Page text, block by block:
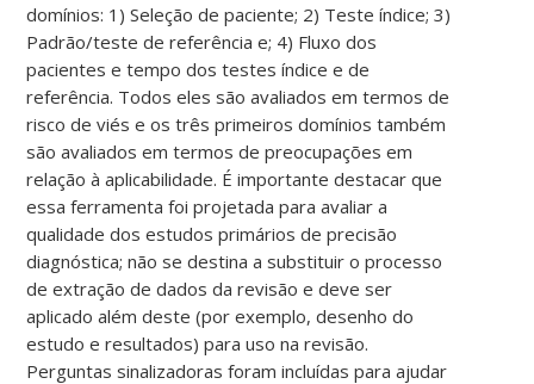
domínios: 1) Seleção de paciente; 2) Teste índice; 3)
Padrão/teste de referência e; 4) Fluxo dos
pacientes e tempo dos testes índice e de
referência. Todos eles são avaliados em termos de
risco de viés e os três primeiros domínios também
são avaliados em termos de preocupações em
relação à aplicabilidade. É importante destacar que
essa ferramenta foi projetada para avaliar a
qualidade dos estudos primários de precisão
diagnóstica; não se destina a substituir o processo
de extração de dados da revisão e deve ser
aplicado além deste (por exemplo, desenho do
estudo e resultados) para uso na revisão.
Perguntas sinalizadoras foram incluídas para ajudar